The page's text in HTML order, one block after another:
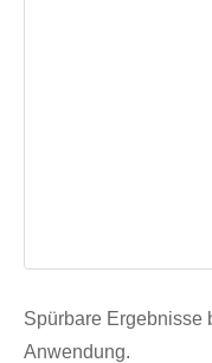
Spürbare Ergebnisse
Anwendung.